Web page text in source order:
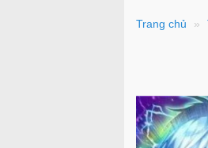
Trang chủ